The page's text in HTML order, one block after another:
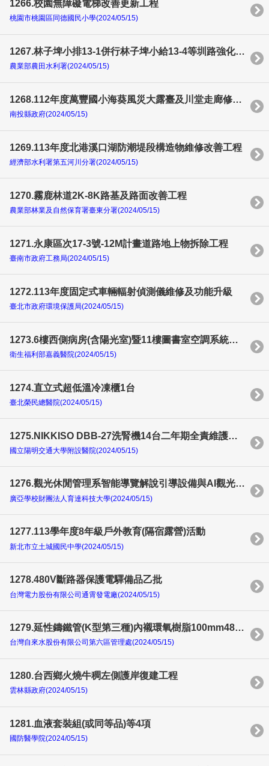
1266.校園無障礙電梯改善更新工程
桃園市桃園區同德國民小學(2024/05/15)
1267.林子埤小排13-1併行林子埤小給13-4等圳路強化工程
農業部農田水利署(2024/05/15)
1268.112年度萬豐國小海葵風災大露臺及川堂走廊修繕工程
南投縣政府(2024/05/15)
1269.113年度北港溪口湖防潮堤段構造物維修改善工程
經濟部水利署第五河川分署(2024/05/15)
1270.霧鹿林道2K-8K路基及路面改善工程
農業部林業及自然保育署臺東分署(2024/05/15)
1271.永康區次17-3號-12M計畫道路地上物拆除工程
臺南市政府工務局(2024/05/15)
1272.113年度固定式車輛輻射偵測儀維修及功能升級
臺北市政府環境保護局(2024/05/15)
1273.6樓西側病房(含陽光室)暨11樓圖書室空調系統修繕案
衛生福利部嘉義醫院(2024/05/15)
1274.直立式超低溫冷凍櫃1台
臺北榮民總醫院(2024/05/15)
1275.NIKKISO DBB-27洗腎機14台二年期全責維護保養
國立陽明交通大學附設醫院(2024/05/15)
1276.觀光休閒管理系智能導覽解說引導設備與AI觀光服務導引應用系統及AI觀光大數據巿調暨分析應用平台設備採購案
廣亞學校財團法人育達科技大學(2024/05/15)
1277.113學年度8年級戶外教育(隔宿露營)活動
新北市立土城國民中學(2024/05/15)
1278.480V斷路器保護電驛備品乙批
台灣電力股份有限公司通霄發電廠(2024/05/15)
1279.延性鑄鐵管(K型第三種)內襯環氧樹脂100mm48公尺及200mm1200公尺
台灣自來水股份有限公司第六區管理處(2024/05/15)
1280.台西鄉火燒牛稠左側護岸復建工程
雲林縣政府(2024/05/15)
1281.血液套裝組(或同等品)等4項
國防醫學院(2024/05/15)